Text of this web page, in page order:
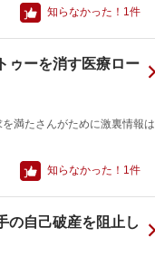
知らなかった！ 1件
ゥーを消す医療ロー
満たさんがために激裏情報は
知らなかった！ 1件
の自己破産を阻止し